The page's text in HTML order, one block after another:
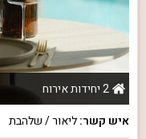
2 יחידות אירוח
איש קשר:ליאור / שלהבת